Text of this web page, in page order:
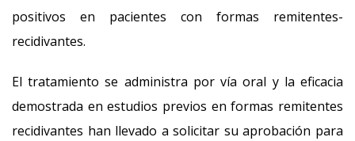
positivos en pacientes con formas remitentes-
recidivantes.
El tratamiento se administra por vía oral y la eficacia
demostrada en estudios previos en formas remitentes
recidivantes han llevado a solicitar su aprobación para